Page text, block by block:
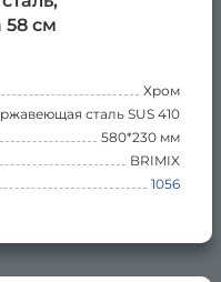
см
Хром
сталь SUS 410
580*230 мм
BRIMIX
1056